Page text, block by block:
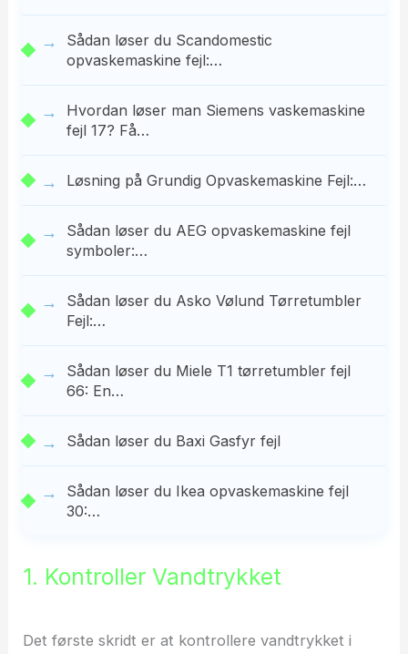
Sådan løser du Scandomestic
opvaskemaskine fejl:…
Hvordan løser man Siemens vaskemaskine
fejl 17? Få…
Løsning på Grundig Opvaskemaskine Fejl:…
Sådan løser du AEG opvaskemaskine fejl
symboler:…
Sådan løser du Asko Vølund Tørretumbler
Fejl:…
Sådan løser du Miele T1 tørretumbler fejl
66: En…
Sådan løser du Baxi Gasfyr fejl
Sådan løser du Ikea opvaskemaskine fejl
30:…
1. Kontroller Vandtrykket
Det første skridt er at kontrollere vandtrykket i